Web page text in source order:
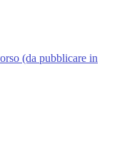
(da pubblicare in